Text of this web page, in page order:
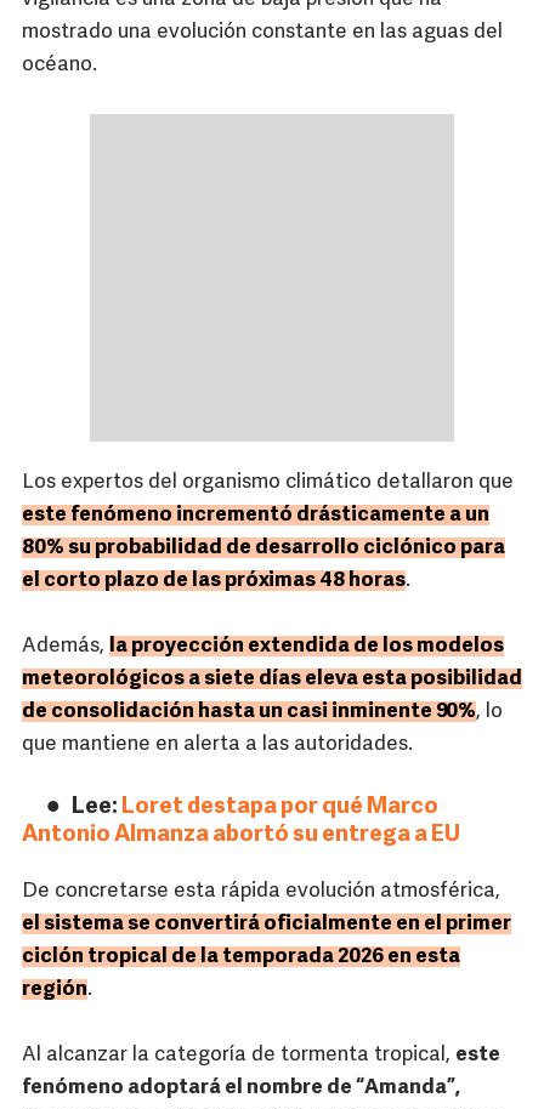
mostrado una evolución constante en las aguas del
océano.
Los expertos del organismo climático detallaron que
este fenómeno incrementó drásticamente a un
80% su probabilidad de desarrollo ciclónico para
el corto plazo de las próximas 48 horas.
Además, la proyección extendida de los modelos
meteorológicos a siete días eleva esta posibilidad
de consolidación hasta un casi inminente 90%, lo
que mantiene en alerta a las autoridades.
Lee: Loret destapa por qué Marco
Antonio Almanza abortó su entrega a EU
De concretarse esta rápida evolución atmosférica,
el sistema se convertirá oficialmente en el primer
ciclón tropical de la temporada 2026 en esta
región.
Al alcanzar la categoría de tormenta tropical, este
fenómeno adoptará el nombre de “Amanda”,